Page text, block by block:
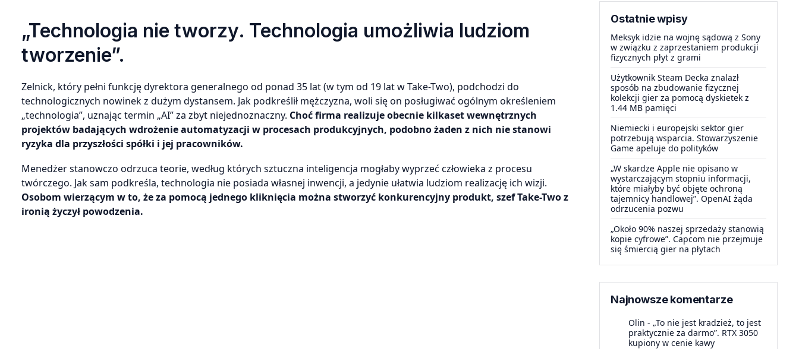
„Technologia nie tworzy. Technologia umożliwia ludziom
tworzenie”.
Zelnick, który pełni funkcję dyrektora generalnego od ponad 35 lat (w tym od 19 lat w Take-Two), podchodzi do
technologicznych nowinek z dużym dystansem. Jak podkreślił mężczyzna, woli się on posługiwać ogólnym określeniem
„technologia”, uznając termin „AI” za zbyt niejednoznaczny. Choć firma realizuje obecnie kilkaset wewnętrznych
projektów badających wdrożenie automatyzacji w procesach produkcyjnych, podobno żaden z nich nie stanowi
ryzyka dla przyszłości spółki i jej pracowników.
Menedżer stanowczo odrzuca teorie, według których sztuczna inteligencja mogłaby wyprzeć człowieka z procesu
twórczego. Jak sam podkreśla, technologia nie posiada własnej inwencji, a jedynie ułatwia ludziom realizację ich wizji.
Osobom wierzącym w to, że za pomocą jednego kliknięcia można stworzyć konkurencyjny produkt, szef Take-Two z
ironią życzył powodzenia.
Ostatnie wpisy
Meksyk idzie na wojnę sądową z Sony
w związku z zaprzestaniem produkcji
fizycznych płyt z grami
Użytkownik Steam Decka znalazł
sposób na zbudowanie fizycznej
kolekcji gier za pomocą dyskietek z
1.44 MB pamięci
Niemiecki i europejski sektor gier
potrzebują wsparcia. Stowarzyszenie
Game apeluje do polityków
„W skardze Apple nie opisano w
wystarczającym stopniu informacji,
które miałyby być objęte ochroną
tajemnicy handlowej”. OpenAI żąda
odrzucenia pozwu
„Około 90% naszej sprzedaży stanowią
kopie cyfrowe”. Capcom nie przejmuje
się śmiercią gier na płytach
Najnowsze komentarze
Olin - „To nie jest kradzież, to jest
praktycznie za darmo”. RTX 3050
kupiony w cenie kawy